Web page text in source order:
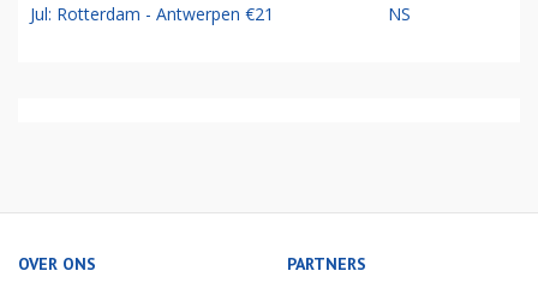
Jul: Rotterdam - Antwerpen €21 NS
OVER ONS PARTNERS